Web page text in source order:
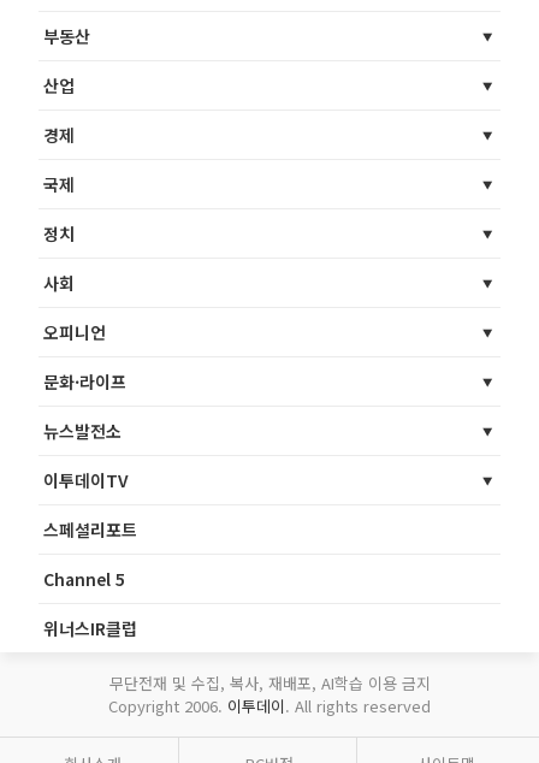
부동산
산업
경제
국제
정치
사회
오피니언
문화·라이프
뉴스발전소
이투데이TV
스페셜리포트
Channel 5
위너스IR클럽
무단전재 및 수집, 복사, 재배포, AI학습 이용 금지
Copyright 2006. 이투데이. All rights reserved